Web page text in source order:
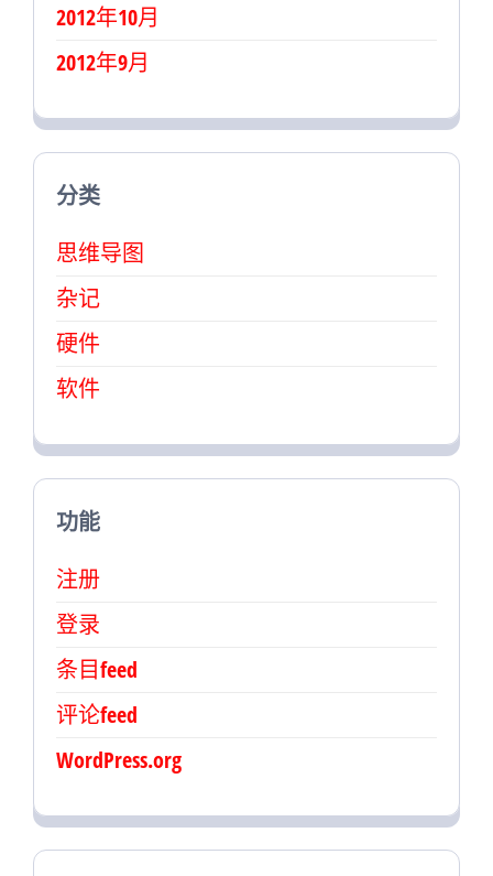
2012年10月
2012年9月
分类
思维导图
杂记
硬件
软件
功能
注册
登录
条目feed
评论feed
WordPress.org